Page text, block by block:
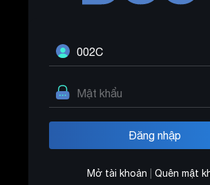
Mở tài khoản Quên mật